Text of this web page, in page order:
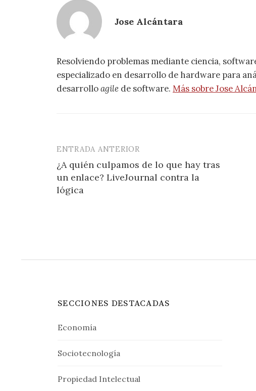
Jose Alcántara
Resolviendo problemas mediante ciencia,
especializado en desarrollo de hardware para
desarrolloagile de software. Más sobre Jose
Navegación
de
entradas
ENTRADA ANTERIOR
¿A quién culpamos de lo que hay tras
un enlace? LiveJournal contra la
lógica
SECCIONES DESTACADAS
Economía
Sociotecnología
Propiedad Intelectual